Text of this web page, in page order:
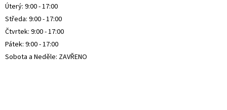
Úterý: 9:00 - 17:00
Středa: 9:00 - 17:00
Čtvrtek: 9:00 - 17:00
Pátek: 9:00 - 17:00
Sobota a Neděle: ZAVŘENO